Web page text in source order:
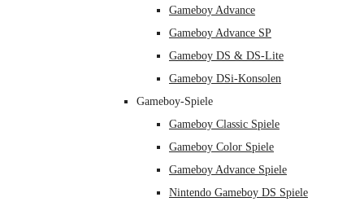
Gameboy Advance
Gameboy Advance SP
Gameboy DS & DS-Lite
Gameboy DSi-Konsolen
Gameboy-Spiele
Gameboy Classic Spiele
Gameboy Color Spiele
Gameboy Advance Spiele
Nintendo Gameboy DS Spiele